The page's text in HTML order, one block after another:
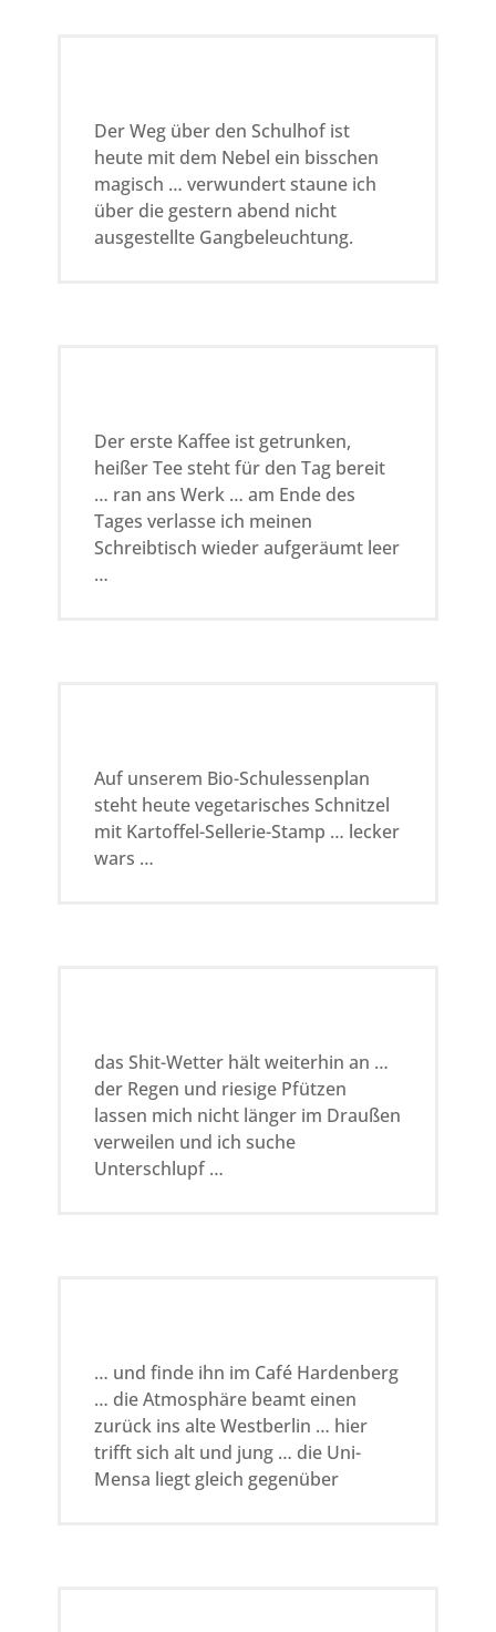
Der Weg über den Schulhof ist
heute mit dem Nebel ein bisschen
magisch … verwundert staune ich
über die gestern abend nicht
ausgestellte Gangbeleuchtung.
Der erste Kaffee ist getrunken,
heißer Tee steht für den Tag bereit
… ran ans Werk … am Ende des
Tages verlasse ich meinen
Schreibtisch wieder aufgeräumt leer
…
Auf unserem Bio-Schulessenplan
steht heute vegetarisches Schnitzel
mit Kartoffel-Sellerie-Stamp … lecker
wars …
das Shit-Wetter hält weiterhin an …
der Regen und riesige Pfützen
lassen mich nicht länger im Draußen
verweilen und ich suche
Unterschlupf …
… und finde ihn im Café Hardenberg
… die Atmosphäre beamt einen
zurück ins alte Westberlin … hier
trifft sich alt und jung … die Uni-
Mensa liegt gleich gegenüber